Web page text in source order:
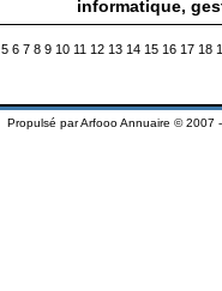
informatique,
5 6 7 8 9 10 11 12 13 14 15 16 17 18
Propulsé parArfooo Annuaire © 2007